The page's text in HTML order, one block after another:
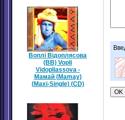
Воплі Відоплясова
(ВВ) Vopli
Vidopliassova -
Мамай (Mamay)
(Maxi-Single) (CD)